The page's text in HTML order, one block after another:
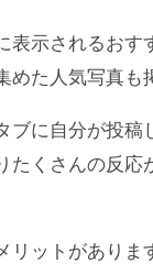
表示されるおす
めた人気写真も
ブに自分が投稿
たくさんの反応
リットがありま